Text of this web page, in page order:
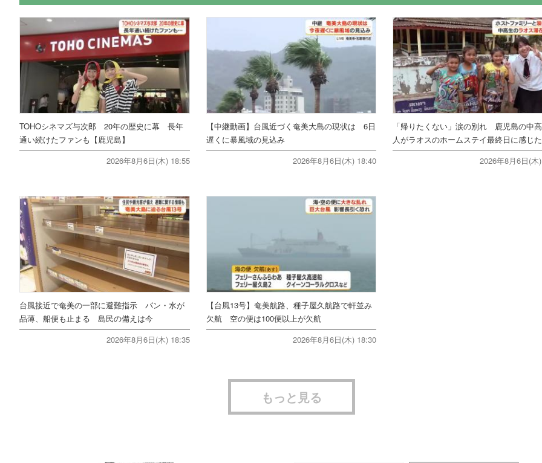
TOHOシネマズ与次郎 20年の歴史に幕 長年
通い続けたファンも【鹿児島】
2026年8月6日(木) 18:55
【中継動画】台風近づく奄美大島の現状は 6日
遅くに暴風域の見込み
2026年8月6日(木) 18:40
「帰りたくない」涙の別れ 鹿児島の中
人がラオスのホームステイ最終日に感じ
2026年8月6日(木
台風接近で奄美の一部に避難指示 パン・水が
品薄、船便も止まる 島民の備えは今
2026年8月6日(木) 18:35
【台風13号】奄美航路、種子屋久航路で軒並み
欠航 空の便は100便以上が欠航
2026年8月6日(木) 18:30
もっと見る